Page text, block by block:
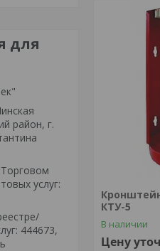
для
район, г.
услуг:
444673,
КТУ-5
В наличии
Цену